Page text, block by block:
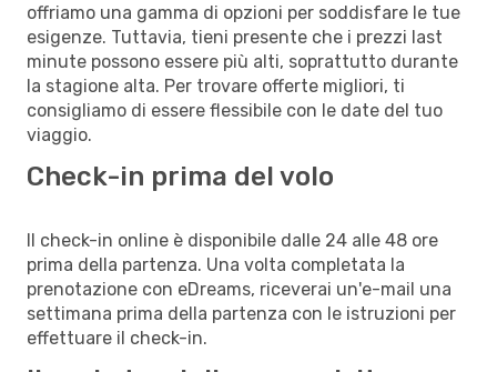
offriamo una gamma di opzioni per soddisfare le tue
esigenze. Tuttavia, tieni presente che i prezzi last
minute possono essere più alti, soprattutto durante
la stagione alta. Per trovare offerte migliori, ti
consigliamo di essere flessibile con le date del tuo
viaggio.
Check-in prima del volo
Il check-in online è disponibile dalle 24 alle 48 ore
prima della partenza. Una volta completata la
prenotazione con eDreams, riceverai un'e-mail una
settimana prima della partenza con le istruzioni per
effettuare il check-in.